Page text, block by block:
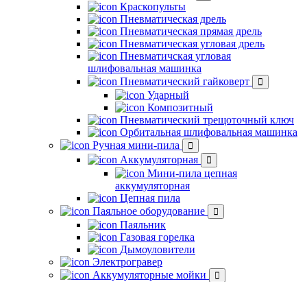
Краскопульты
Пневматическая дрель
Пневматическая прямая дрель
Пневматическая угловая дрель
Пневматичская угловая
шлифовальная машинка
Пневматический гайковерт
Ударный
Композитный
Пневматический трещоточный ключ
Орбитальная шлифовальная машинка
Ручная мини-пила
Аккумуляторная
Мини-пила цепная
аккумуляторная
Цепная пила
Паяльное оборудование
Паяльник
Газовая горелка
Дымоуловители
Электрогравер
Аккумуляторные мойки